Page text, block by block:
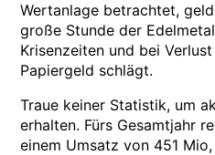
Wertanlage betrachtet,
große Stunde der
Krisenzeiten und bei
Papiergeld schlägt.
Traue keiner Statistik, um
erhalten. Fürs Gesamtjahr
einem Umsatz von 451